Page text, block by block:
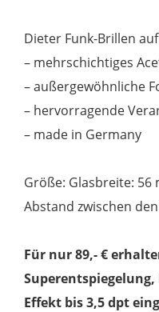
Dieter Funk-Brillen
– mehrschichtiges
– außergewöhnliche
– hervorragende
– made in Germany
Größe: Glasbreite: 56
Abstand zwischen
Für nur 89,- €
Effekt bis 3,5 dpt